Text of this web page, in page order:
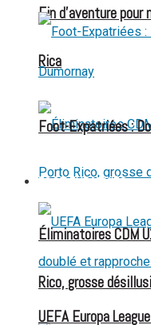
Fin d’aventure pour
Rica
Éliminatoires CDM
Rico, grosse
Foot-Expatriées :
FOOT EXPATRIÉS
UEFA Europa